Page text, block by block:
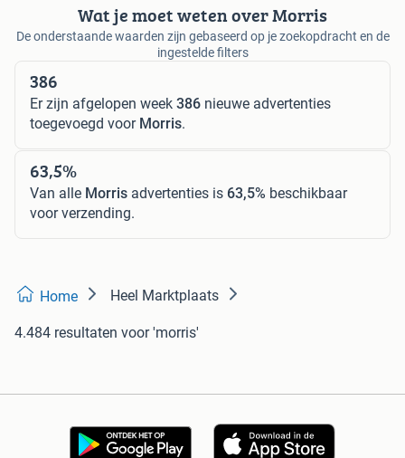
Wat je moet weten over Morris
De onderstaande waarden zijn gebaseerd op je zoekopdracht en de
ingestelde filters
386
Er zijn afgelopen week 386 nieuwe advertenties
toegevoegd voor Morris.
63,5%
Van alle Morris advertenties is 63,5% beschikbaar
voor verzending.
Home Heel Marktplaats
4.484 resultaten voor 'morris'